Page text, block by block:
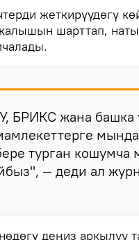
жеткирүүдөгү
шарттап,
БРИКС жана башка
турган кошумча
— деди ал
деңиз аркылуу